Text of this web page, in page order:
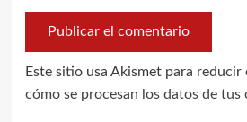
Este sitio usa Akismet para reducir
cómo se procesan los datos de tus